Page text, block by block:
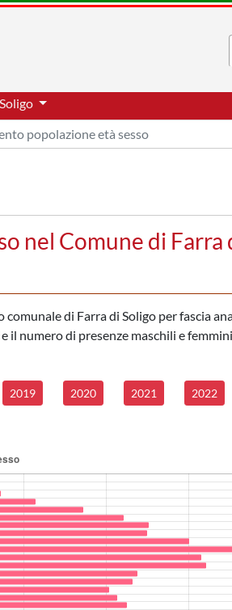
popolazione età sesso
nel Comune di Farra
di Farra di Soligo per fascia
il numero di presenze maschili e
2019 2020 2021 2022